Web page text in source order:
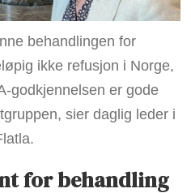
behandlingen for
ikke refusjon i Norge,
godkjennelsen er gode
sier daglig leder i
for behandling